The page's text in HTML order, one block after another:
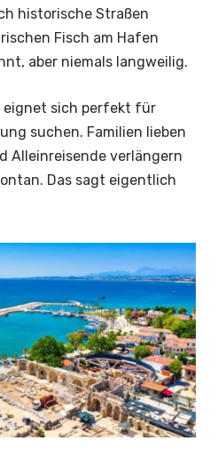
historische Straßen
Fisch am Hafen
aber niemals langweilig.
eignet sich perfekt für
suchen. Familien lieben
Alleinreisende verlängern
Das sagt eigentlich